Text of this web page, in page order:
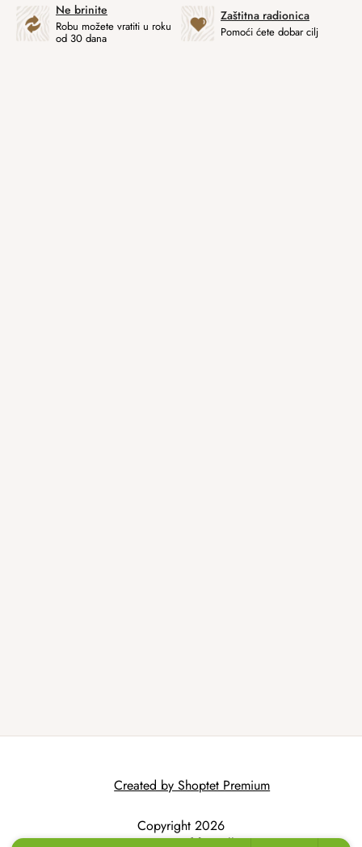
Ne brinite
Robu možete vratiti u roku
od 30 dana
Zaštitna radionica
Pomoći ćete dobar cilj
Created by Shoptet Premium
Copyright 2026